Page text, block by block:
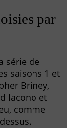
par
série de
saisons 1 et
Briney,
Iacono et
comme